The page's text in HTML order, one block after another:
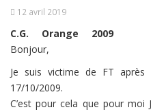
12 avril 2019
C.G. Orange
2009
Bonjour,
Je suis victime de FT
17/10/2009.
C’est pour cela que pour moi